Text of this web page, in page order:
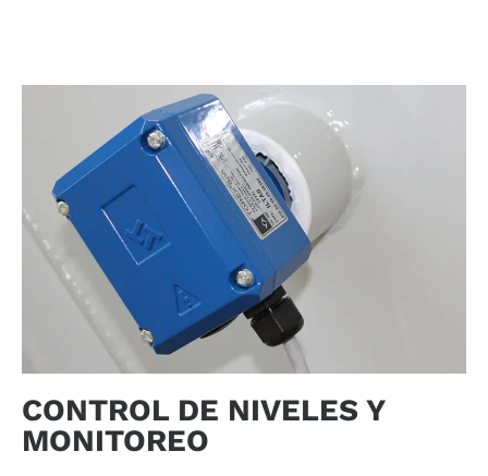
CONTROL DE NIVELES Y
MONITOREO